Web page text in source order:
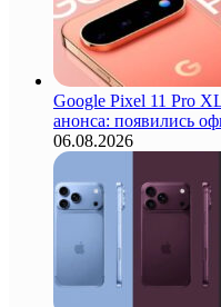
Google Pixel 11 Pro
анонса: появились
06.08.2026